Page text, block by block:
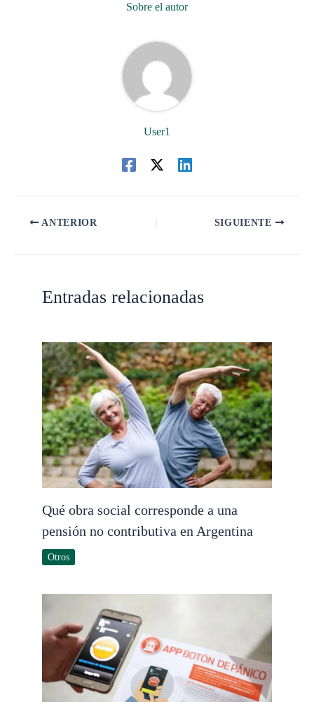
Sobre el autor
User1
ANTERIOR SIGUIENTE
Entradas relacionadas
Qué obra social corresponde a una
pensión no contributiva en Argentina
Otros